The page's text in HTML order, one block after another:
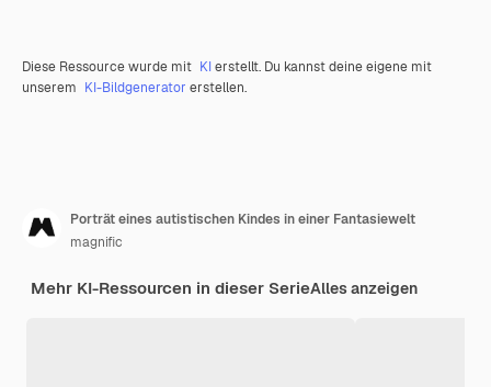
Diese Ressource wurde mit KIerstellt. Du kannst deine eigene mit
unserem KI-Bildgenerator erstellen.
Porträt eines autistischen Kindes in einer Fantasiewelt
magnific
Mehr KI-Ressourcen in dieser SerieAlles anzeigen